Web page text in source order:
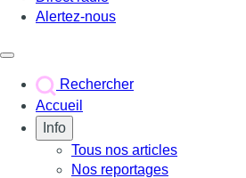
Alertez-nous
Rechercher
Accueil
Info
Tous nos articles
Nos reportages